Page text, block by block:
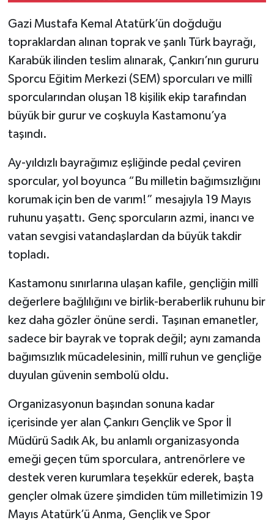
Gazi Mustafa Kemal Atatürk’ün doğduğu
topraklardan alınan toprak ve şanlı Türk bayrağı,
Karabük ilinden teslim alınarak, Çankırı’nın gururu
Sporcu Eğitim Merkezi (SEM) sporcuları ve millî
sporcularından oluşan 18 kişilik ekip tarafından
büyük bir gurur ve coşkuyla Kastamonu’ya
taşındı.
Ay-yıldızlı bayrağımız eşliğinde pedal çeviren
sporcular, yol boyunca “Bu milletin bağımsızlığını
korumak için ben de varım!” mesajıyla 19 Mayıs
ruhunu yaşattı. Genç sporcuların azmi, inancı ve
vatan sevgisi vatandaşlardan da büyük takdir
topladı.
Kastamonu sınırlarına ulaşan kafile, gençliğin millî
değerlere bağlılığını ve birlik-beraberlik ruhunu bir
kez daha gözler önüne serdi. Taşınan emanetler,
sadece bir bayrak ve toprak değil; aynı zamanda
bağımsızlık mücadelesinin, millî ruhun ve gençliğe
duyulan güvenin sembolü oldu.
Organizasyonun başından sonuna kadar
içerisinde yer alan Çankırı Gençlik ve Spor İl
Müdürü Sadık Ak, bu anlamlı organizasyonda
emeği geçen tüm sporculara, antrenörlere ve
destek veren kurumlara teşekkür ederek, başta
gençler olmak üzere şimdiden tüm milletimizin 19
Mayıs Atatürk’ü Anma, Gençlik ve Spor